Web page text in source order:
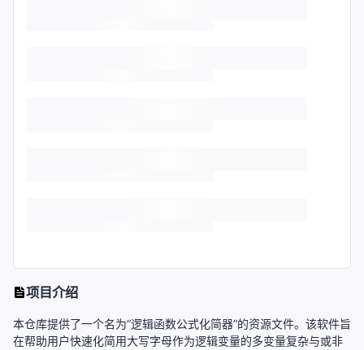
项目介绍
本仓库提供了一个名为“逻辑函数公式化简器”的资源文件。该软件旨
在帮助用户快速化简用大写字母作为逻辑变量的多变量复杂与或非